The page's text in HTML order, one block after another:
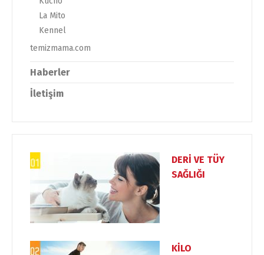
La Mito
Kennel
temizmama.com
Haberler
İletişim
DERİ VE TÜY
SAĞLIĞI
KİLO